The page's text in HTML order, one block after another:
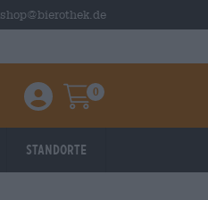
shop@bierothek.de
Einloggen / Anmelden
Warenkorb
0
Standorte